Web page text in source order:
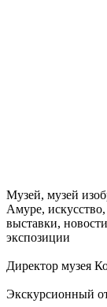
Музей, музей
Амуре,
выставки,
экспозиции
Директор музея
Экскурсионный